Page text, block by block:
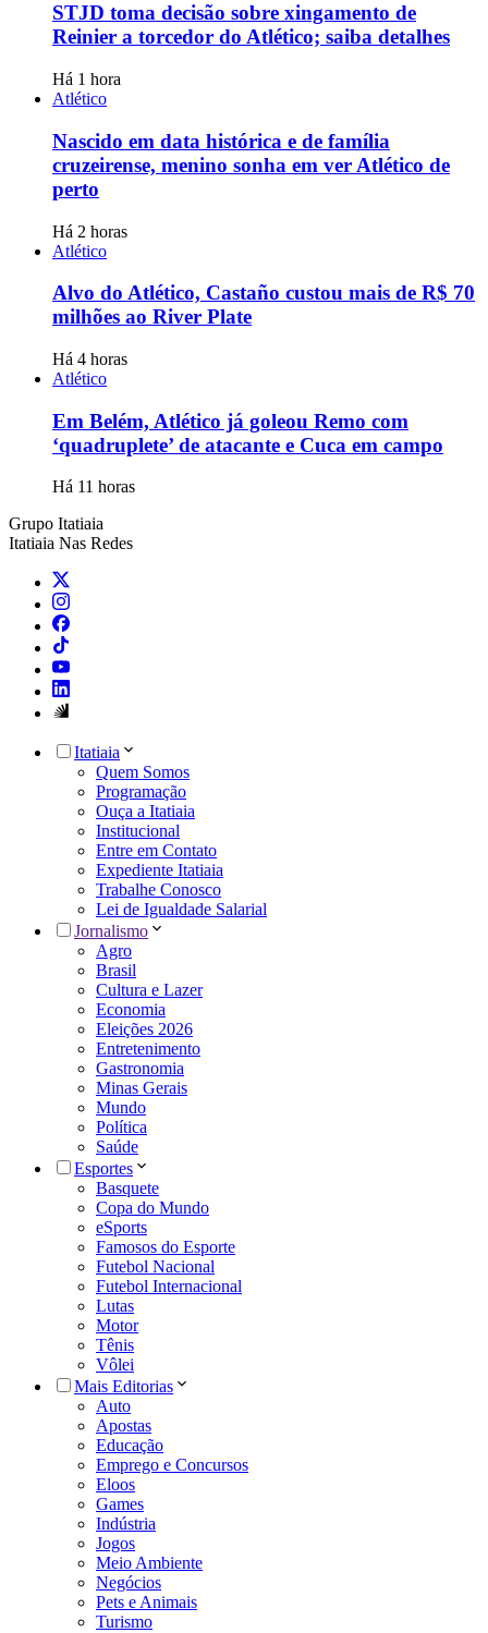
STJD toma decisão sobre xingamento de
Reinier a torcedor do Atlético; saiba detalhes
Há 1 hora
Atlético
Nascido em data histórica e de família
cruzeirense, menino sonha em ver Atlético de
perto
Há 2 horas
Atlético
Alvo do Atlético, Castaño custou mais de R$ 70
milhões ao River Plate
Há 4 horas
Atlético
Em Belém, Atlético já goleou Remo com
‘quadruplete’ de atacante e Cuca em campo
Há 11 horas
Grupo Itatiaia
Itatiaia Nas Redes
Itatiaia
Quem Somos
Programação
Ouça a Itatiaia
Institucional
Entre em Contato
Expediente Itatiaia
Trabalhe Conosco
Lei de Igualdade Salarial
Jornalismo
Agro
Brasil
Cultura e Lazer
Economia
Eleições 2026
Entretenimento
Gastronomia
Minas Gerais
Mundo
Política
Saúde
Esportes
Basquete
Copa do Mundo
eSports
Famosos do Esporte
Futebol Nacional
Futebol Internacional
Lutas
Motor
Tênis
Vôlei
Mais Editorias
Auto
Apostas
Educação
Emprego e Concursos
Eloos
Games
Indústria
Jogos
Meio Ambiente
Negócios
Pets e Animais
Turismo